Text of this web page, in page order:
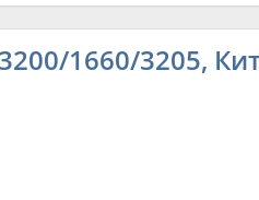
1660/3205,